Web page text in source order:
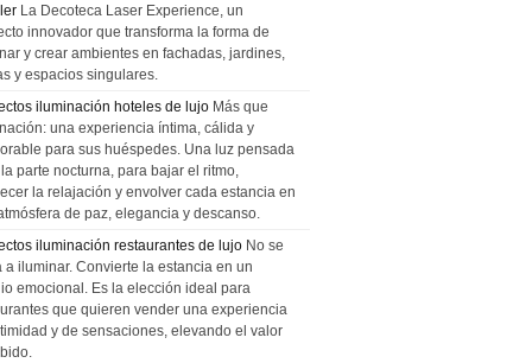
La Decoteca Laser Experience, un
innovador que transforma la forma de
y crear ambientes en fachadas, jardines,
y espacios singulares.
iluminación hoteles de lujo Más que
una experiencia íntima, cálida y
para sus huéspedes. Una luz pensada
parte nocturna, para bajar el ritmo,
la relajación y envolver cada estancia en
de paz, elegancia y descanso.
iluminación restaurantes de lujo No se
a iluminar. Convierte la estancia en un
emocional. Es la elección ideal para
que quieren vender una experiencia
y de sensaciones, elevando el valor